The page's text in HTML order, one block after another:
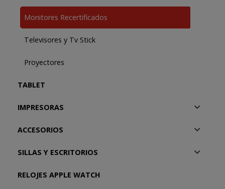
Monitores Recertificados
Televisores y Tv Stick
Proyectores
TABLET
IMPRESORAS
ACCESORIOS
SILLAS Y ESCRITORIOS
RELOJES APPLE WATCH